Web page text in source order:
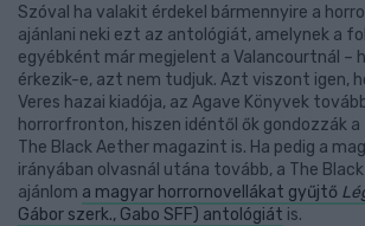
Szóval ha valakit érdekel bármennyire a
ajánlani neki ezt az antológiát, amelynek a
egyébként már megjelent a Valancourtnál –
érkezik-e, azt nem tudjuk. Azt viszont igen,
Veres hazai kiadója, az Agave Könyvek
horrorfronton, hiszen idéntől ők gondozzák
The Black Aether magazint is. Ha pedig a
irányában olvasnál utána tovább, a The
ajánlom a magyar horrornovellákat gyűjtő
Gábor szerk., Gabo SFF) antológiát is.